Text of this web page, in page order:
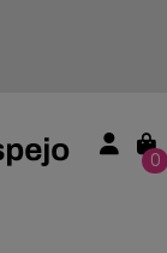
0